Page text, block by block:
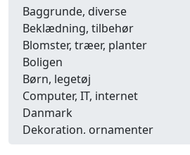
Baggrunde, diverse
Beklædning, tilbehør
Blomster, træer, planter
Boligen
Børn, legetøj
Computer, IT, internet
Danmark
Dekoration, ornamenter